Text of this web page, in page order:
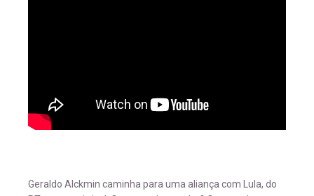
Geraldo Alckmin caminha para uma aliança com Lula, do